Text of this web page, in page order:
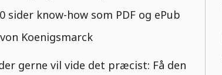
sider know-how som PDF og ePub
Koenigsmarck
gerne vil vide det præcist: Få den